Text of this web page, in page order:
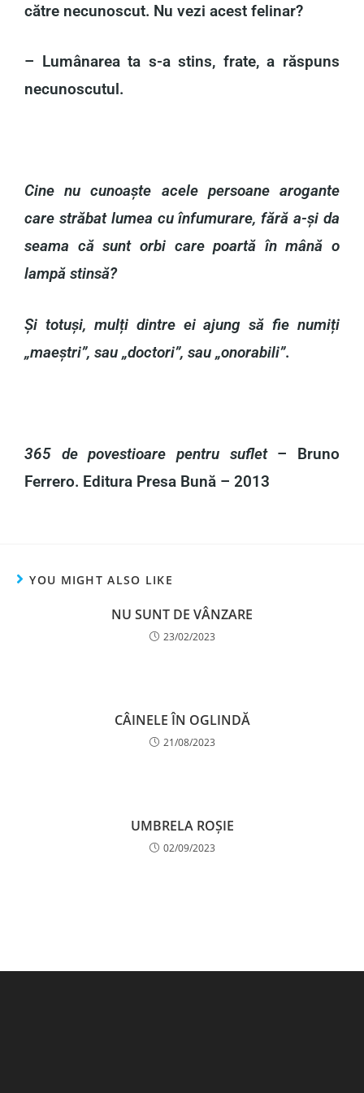
către necunoscut. Nu vezi acest felinar?
– Lumânarea ta s-a stins, frate, a răspuns
necunoscutul.
Cine nu cunoaște acele persoane arogante
care străbat lumea cu înfumurare, fără a-și da
seama că sunt orbi care poartă în mână o
lampă stinsă?
Și totuși, mulți dintre ei ajung să fie numiți
„maeștri”, sau „doctori”, sau „onorabili”.
365 de povestioare pentru suflet– Bruno
Ferrero. Editura Presa Bună – 2013
YOU MIGHT ALSO LIKE
NU SUNT DE VÂNZARE
23/02/2023
CÂINELE ÎN OGLINDĂ
21/08/2023
UMBRELA ROȘIE
02/09/2023